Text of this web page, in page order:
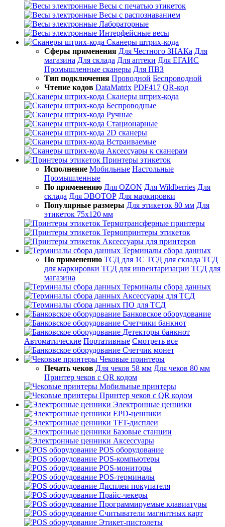
Весы с печатью этикеток
Весы с распознаванием
Лабораторные
Интерфейсные весы
Сканеры штрих-кода
Сферы применения Для Честного ЗНАКа Для
магазина Для склада Для аптеки Для ЕГАИС
Промышленные сканеры Для ПВЗ
Тип подключения Проводной Беспроводной
Чтение кодов DataMatrix PDF417 QR-код
Сканеры штрих-кода
Беспроводные
Ручные
Стационарные
2D сканеры
Встраиваемые
Аксессуары к сканерам
Принтеры этикеток
Исполнение Мобильные Настольные
Промышленные
По применению Для OZON Для Wildberries Для
склада Для ЭВОТОР Для маркировки
Популярные размеры Для этикеток 80 мм Для
этикеток 75х120 мм
Термотрансферные принтеры
Термопринтеры этикеток
Аксессуары для принтеров
Терминалы сбора данных
По применению ТСД для 1С ТСД для склада ТСД
для маркировки ТСД для инвентаризации ТСД для
магазина
Терминалы сбора данных
Аксессуары для ТСД
ПО для ТСД
Банковское оборудование
Счетчики банкнот
Детекторы банкнот
Автоматические Портативные Смотреть все
Счетчик монет
Чековые принтеры
Печать чеков Для чеков 58 мм Для чеков 80 мм
Принтер чеков с QR кодом
Мобильные принтеры
Принтер чеков с QR кодом
Электронные ценники
EPD-ценники
TFT-дисплеи
Базовые станции
Аксессуары
POS оборудование
POS-компьютеры
POS-мониторы
POS-терминалы
Дисплеи покупателя
Прайс-чекеры
Программируемые клавиатуры
Считыватели магнитных карт
Этикет-пистолеты